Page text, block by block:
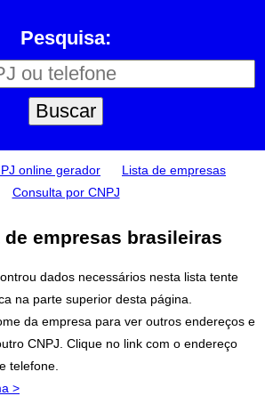
Pesquisa:
online gerador
Lista de empresas
Consulta por CNPJ
empresas brasileiras
dados necessários nesta lista tente
na parte superior desta página.
da empresa para ver outros endereços e
CNPJ. Clique no link com o endereço
telefone.
>